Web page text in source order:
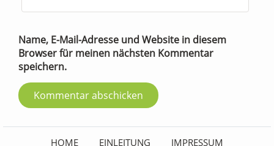
Name, E-Mail-Adresse und Website in diesem
Browser für meinen nächsten Kommentar
speichern.
HOME EINLEITUNG IMPRESSUM